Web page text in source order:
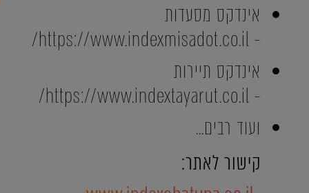
אינדקס מסעדות
- https://www.indexmisadot.co.il/
אינדקס תיירות
- https://www.indextayarut.co.il/
ועוד רבים...
קישור לאתר: